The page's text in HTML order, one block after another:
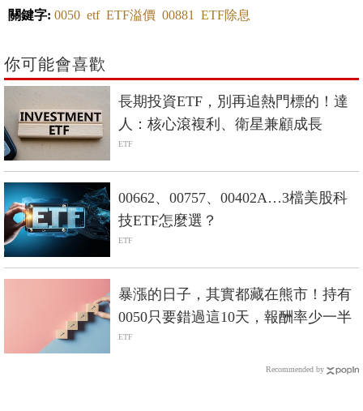
關鍵字: 0050 etf ETF溢價 00881 ETF除息
你可能會喜歡
長期投資ETF，別再追熱門標的！達
人：核心滾複利、衛星兼顧成長
ETF
00662、00757、00402A…3檔美股科
技ETF怎麼選？
ETF
暴漲的日子，其實都藏在熊市！持有
0050只要錯過這10天，報酬率少一半
ETF
Recommended by